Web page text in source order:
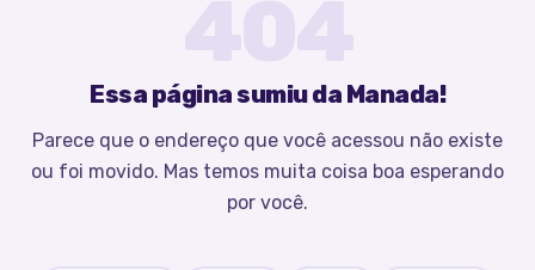
Essa página sumiu da Manada!
Parece que o endereço que você acessou não existe
ou foi movido. Mas temos muita coisa boa esperando
por você.